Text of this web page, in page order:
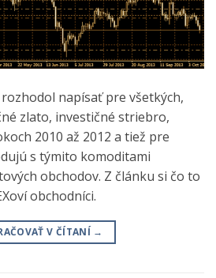
napísať pre všetkých,
zlato, investičné striebro,
2010 až 2012 a tiež pre
s týmito komoditami
obchodov. Z článku si čo to
obchodníci.
V ČÍTANÍ →